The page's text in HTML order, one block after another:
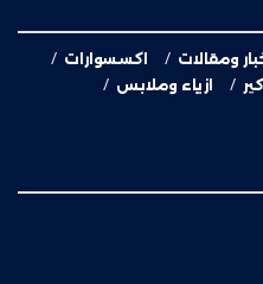
ومقالات
اكسسوارات
ازياء وملابس